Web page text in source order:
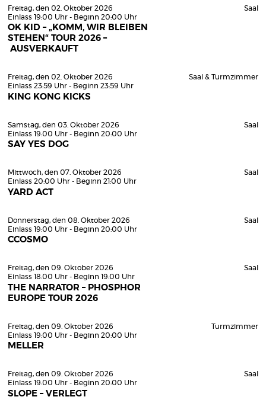
Freitag, den 02. Oktober 2026
Einlass 19:00 Uhr - Beginn 20:00 Uhr
OK KID – „KOMM, WIR BLEIBEN
STEHEN“ TOUR 2026 –
AUSVERKAUFT
Saal
Freitag, den 02. Oktober 2026
Einlass 23:59 Uhr - Beginn 23:59 Uhr
KING KONG KICKS
Saal & Turmzimmer
Samstag, den 03. Oktober 2026
Einlass 19:00 Uhr - Beginn 20:00 Uhr
SAY YES DOG
Saal
Mittwoch, den 07. Oktober 2026
Einlass 20:00 Uhr - Beginn 21:00 Uhr
YARD ACT
Saal
Donnerstag, den 08. Oktober 2026
Einlass 19:00 Uhr - Beginn 20:00 Uhr
CCOSMO
Saal
Freitag, den 09. Oktober 2026
Einlass 18:00 Uhr - Beginn 19:00 Uhr
THE NARRATOR – PHOSPHOR
EUROPE TOUR 2026
Saal
Freitag, den 09. Oktober 2026
Einlass 19:00 Uhr - Beginn 20:00 Uhr
MELLER
Turmzimmer
Freitag, den 09. Oktober 2026
Einlass 19:00 Uhr - Beginn 20:00 Uhr
SLOPE – VERLEGT
Saal